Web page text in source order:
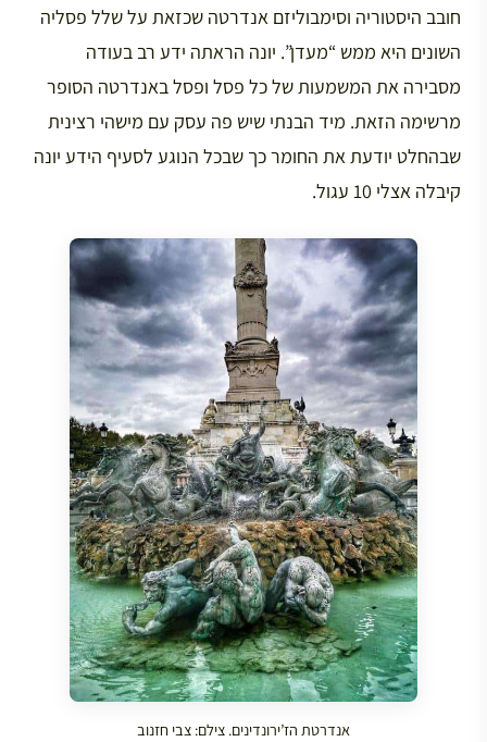
חובב היסטוריה וסימבוליזם אנדרטה שכזאת על שלל פסליה
השונים היא ממש “מעדן”. יונה הראתה ידע רב בעודה
מסבירה את המשמעות של כל פסל ופסל באנדרטה הסופר
מרשימה הזאת. מיד הבנתי שיש פה עסק עם מישהי רצינית
שבהחלט יודעת את החומר כך שבכל הנוגע לסעיף הידע יונה
קיבלה אצלי 10 עגול.
אנדרטת הז’ירונדינים. צילם: צבי חזנוב